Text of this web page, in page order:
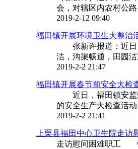
会，对辖区内农村公
2019-2-12 09:40
福田镇开展环境卫生大整治
张新许报道：近日
洁，沟渠畅通，田园
2019-2-2 21:47
福田镇开展春节前安全大检
近日，福田镇安监
的安全生产大检查活
2019-2-2 21:41
上栗县福田中心卫生院走访
走访慰问困难职工 钟